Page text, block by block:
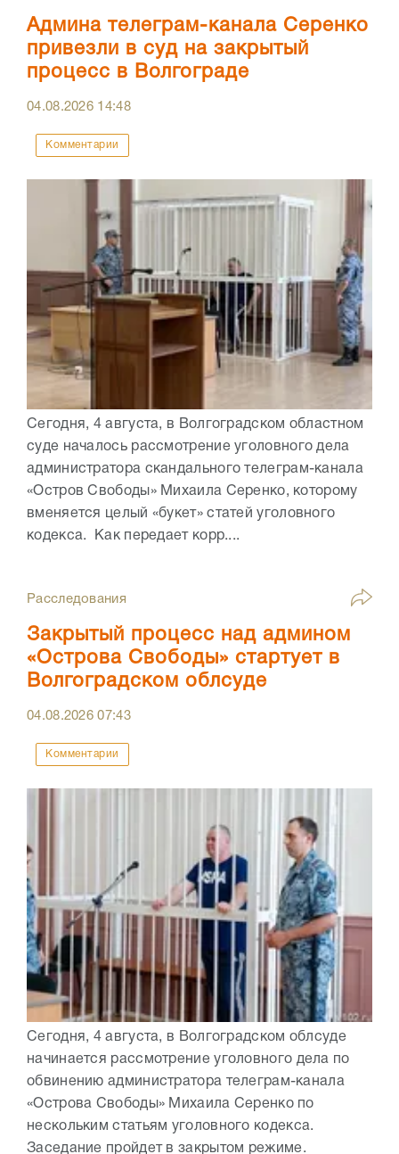
Админа телеграм-канала Серенко
привезли в суд на закрытый
процесс в Волгограде
04.08.2026 14:48
Комментарии
Сегодня, 4 августа, в Волгоградском областном
суде началось рассмотрение уголовного дела
администратора скандального телеграм-канала
«Остров Свободы» Михаила Серенко, которому
вменяется целый «букет» статей уголовного
кодекса. Как передает корр....
Расследования
Закрытый процесс над админом
«Острова Свободы» стартует в
Волгоградском облсуде
04.08.202607:43
Комментарии
Сегодня, 4 августа, в Волгоградском облсуде
начинается рассмотрение уголовного дела по
обвинению администратора телеграм-канала
«Острова Свободы» Михаила Серенко по
нескольким статьям уголовного кодекса.
Заседание пройдет в закрытом режиме.